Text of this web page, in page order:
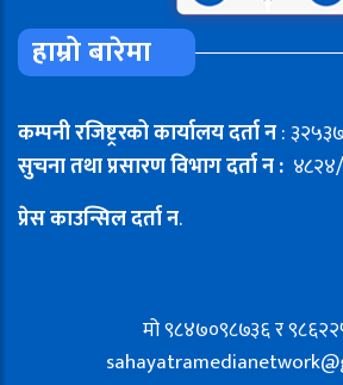
हाम्रो बारेमा
कम्पनी रजिष्ट्ररको कार्यालय दर्ता न:
सुचना तथा प्रसारण विभाग दर्ता न :
प्रेस काउन्सिल दर्ता न.
मो ९८४७०९८७३६ र